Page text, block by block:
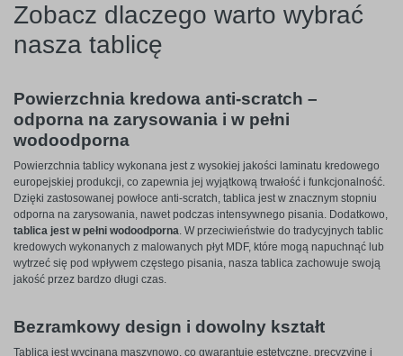
Zobacz dlaczego warto wybrać
nasza tablicę
Powierzchnia kredowa anti-scratch –
odporna na zarysowania i w pełni
wodoodporna
Powierzchnia tablicy wykonana jest z wysokiej jakości laminatu kredowego
europejskiej produkcji, co zapewnia jej wyjątkową trwałość i funkcjonalność.
Dzięki zastosowanej powłoce anti-scratch, tablica jest w znacznym stopniu
odporna na zarysowania, nawet podczas intensywnego pisania. Dodatkowo,
tablica jest w pełni wodoodporna. W przeciwieństwie do tradycyjnych tablic
kredowych wykonanych z malowanych płyt MDF, które mogą napuchnąć lub
wytrzeć się pod wpływem częstego pisania, nasza tablica zachowuje swoją
jakość przez bardzo długi czas.
Bezramkowy design i dowolny kształt
Tablica jest wycinana maszynowo, co gwarantuje estetyczne, precyzyjne i